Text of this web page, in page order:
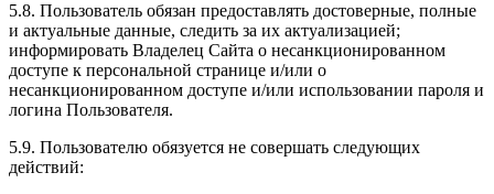
5.8. Пользователь обязан предоставлять достоверные, полные
и актуальные данные, следить за их актуализацией;
информировать Владелец Сайта о несанкционированном
доступе к персональной странице и/или о
несанкционированном доступе и/или использовании пароля и
логина Пользователя.
5.9. Пользователю обязуется не совершать следующих
действий: